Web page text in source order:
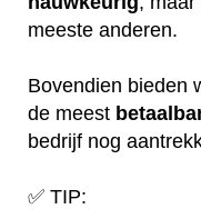
meeste anderen.
Bovendien bieden
de meest
bedrijf nog
✅ TIP: